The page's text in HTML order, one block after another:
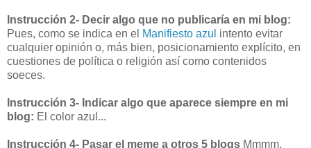
Instrucción 2- Decir algo que no publicaría en mi blog:
Pues, como se indica en el Manifiesto azul intento evitar
cualquier opinión o, más bien, posicionamiento explícito, en
cuestiones de política o religión así como contenidos
soeces.
Instrucción 3- Indicar algo que aparece siempre en mi
blog: El color azul...
Instrucción 4- Pasar el meme a otros 5 blogs Mmmm.